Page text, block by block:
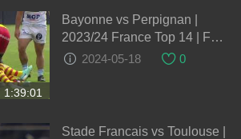
1:39:01
Bayonne vs Perpignan |
2023/24 France Top 14 | Full
match Rugby
2024-05-18 0
Stade Francais vs Toulouse |